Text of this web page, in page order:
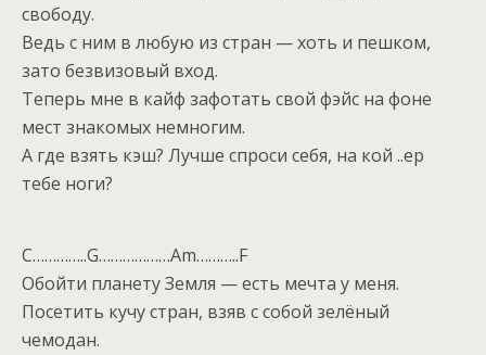
свободу.
Ведь с ним в любую из стран — хоть и пешком,
зато безвизовый вход.
Теперь мне в кайф зафотать свой фэйс на фоне
мест знакомых немногим.
А где взять кэш? Лучше спроси себя, на кой ..ер
тебе ноги?
C…………..G………………Am………..F
Обойти планету Земля — есть мечта у меня.
Посетить кучу стран, взяв с собой зелёный
чемодан.